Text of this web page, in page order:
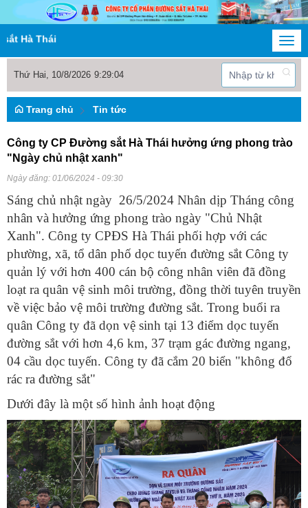
Thứ Hai, 10/8/2026 9:29:04
Trang chủ Tin tức
Công ty CP Đường sắt Hà Thái hưởng ứng phong trào
"Ngày chủ nhật xanh"
Ngày đăng: 01/06/2024 - 09:30
Sáng chủ nhật ngày 26/5/2024 Nhân dịp Tháng công
nhân và hưởng ứng phong trào ngày "Chủ Nhật
Xanh". Công ty CPĐS Hà Thái phối hợp với các
phường, xã, tổ dân phố dọc tuyến đường sắt Công ty
quản lý với hơn 400 cán bộ công nhân viên đã đồng
loạt ra quân vệ sinh môi trường, đồng thời tuyên truyền
về việc bảo vệ môi trường đường sắt. Trong buổi ra
quân Công ty đã dọn vệ sinh tại 13 điểm dọc tuyến
đường sắt với hơn 4,6 km, 37 trạm gác đường ngang,
04 cầu dọc tuyến. Công ty đã cắm 20 biển "không đổ
rác ra đường sắt"
Dưới đây là một số hình ảnh hoạt động